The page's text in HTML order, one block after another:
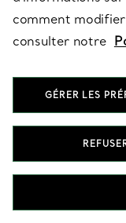
Quelles sont les
comment
consulter notre
GÉRER LES